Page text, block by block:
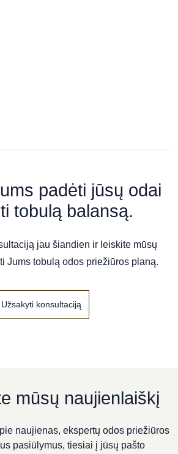
padėti jūsų odai
tobulą balansą.
jau šiandien ir leiskite mūsų
Jums tobulą odos priežiūros planą.
Užsakyti konsultaciją
mūsų naujienlaiškį
naujienas, ekspertų odos priežiūros
pasiūlymus, tiesiai į jūsų pašto